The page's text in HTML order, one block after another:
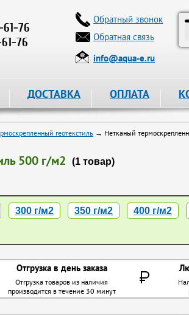
61-76
76
Обратный звонок
Обратная связь
info@aqua-e.ru
ДОСТАВКА ОПЛАТА
геотекстиль → Нетканый
500 г/м2 (1 товар)
300 г/м2 350 г/м2 400 г/м2
Отгрузка в день заказа
Отгрузка товаров из наличия
производится в течение 30 минут